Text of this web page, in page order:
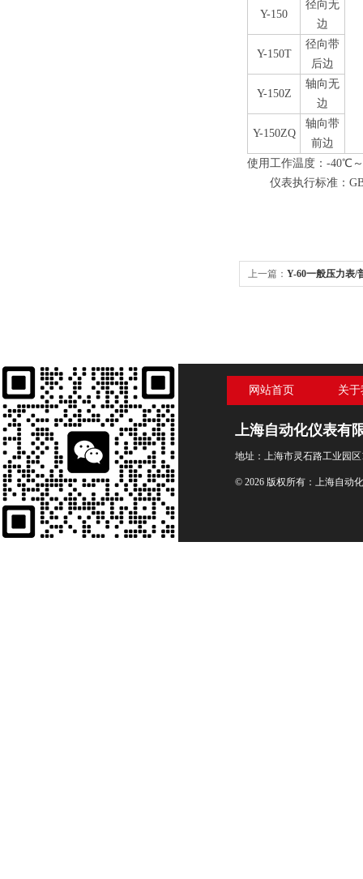
Y-150
径向无
边
Y-150T
径向带
后边
Y-150Z
轴向无
边
Y-150ZQ
轴向带
前边
使用工作温度：-40℃
仪表执行标准：
上一篇： Y-60一般压力表/
网站首页 关
上海自动化仪表有
地址：上海市灵石路工业园区
© 2026 版权所有：上海自动